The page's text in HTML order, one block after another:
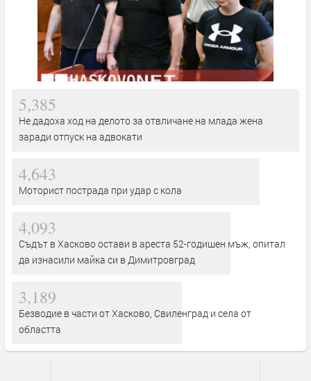
5,385
Не дадоха ход на делото за отвличане на млада жена
заради отпуск на адвокати
4,643
Моторист пострада при удар с кола
4,093
Съдът в Хасково остави в ареста 52-годишен мъж, опитал
да изнасили майка си в Димитровград
3,189
Безводие в части от Хасково, Свиленград и села от
областта